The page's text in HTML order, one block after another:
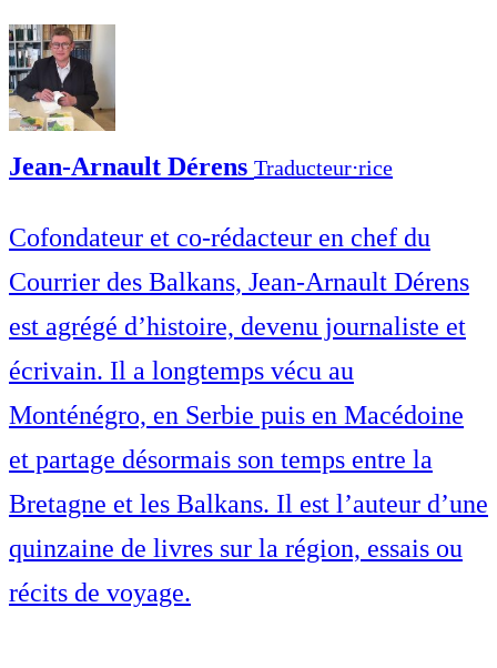
Jean-Arnault Dérens Traducteur⋅rice
Cofondateur et co-rédacteur en chef du
Courrier des Balkans, Jean-Arnault Dérens
est agrégé d’histoire, devenu journaliste et
écrivain. Il a longtemps vécu au
Monténégro, en Serbie puis en Macédoine
et partage désormais son temps entre la
Bretagne et les Balkans. Il est l’auteur d’une
quinzaine de livres sur la région, essais ou
récits de voyage.